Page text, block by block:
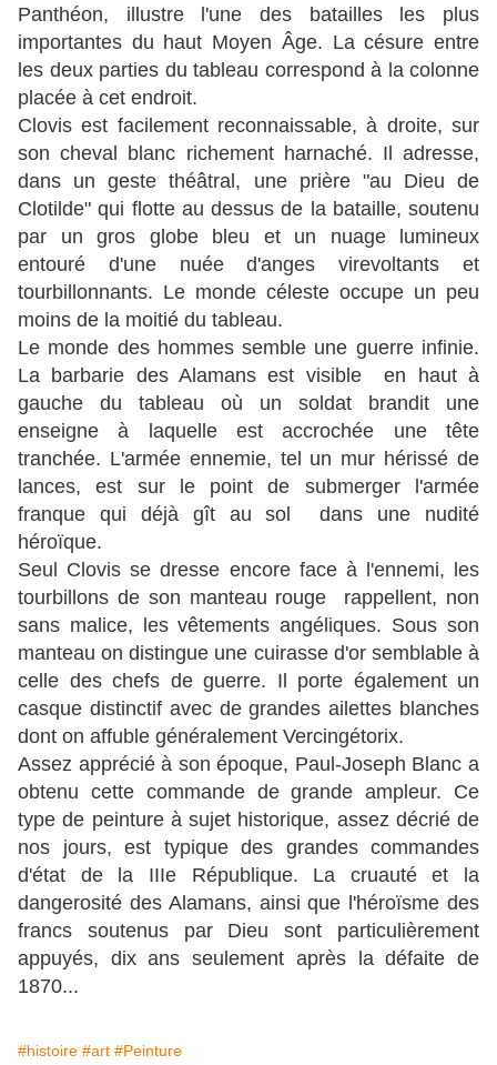
Panthéon, illustre l'une des batailles les plus
importantes du haut Moyen Âge. La césure entre
les deux parties du tableau correspond à la colonne
placée à cet endroit.
Clovis est facilement reconnaissable, à droite, sur
son cheval blanc richement harnaché. Il adresse,
dans un geste théâtral, une prière "au Dieu de
Clotilde" qui flotte au dessus de la bataille, soutenu
par un gros globe bleu et un nuage lumineux
entouré d'une nuée d'anges virevoltants et
tourbillonnants. Le monde céleste occupe un peu
moins de la moitié du tableau.
Le monde des hommes semble une guerre infinie.
La barbarie des Alamans est visible en haut à
gauche du tableau où un soldat brandit une
enseigne à laquelle est accrochée une tête
tranchée. L'armée ennemie, tel un mur hérissé de
lances, est sur le point de submerger l'armée
franque qui déjà gît au sol dans une nudité
héroïque.
Seul Clovis se dresse encore face à l'ennemi, les
tourbillons de son manteau rouge rappellent, non
sans malice, les vêtements angéliques. Sous son
manteau on distingue une cuirasse d'or semblable à
celle des chefs de guerre. Il porte également un
casque distinctif avec de grandes ailettes blanches
dont on affuble généralement Vercingétorix.
Assez apprécié à son époque, Paul-Joseph Blanc a
obtenu cette commande de grande ampleur. Ce
type de peinture à sujet historique, assez décrié de
nos jours, est typique des grandes commandes
d'état de la IIIe République. La cruauté et la
dangerosité des Alamans, ainsi que l'héroïsme des
francs soutenus par Dieu sont particulièrement
appuyés, dix ans seulement après la défaite de
1870...
#histoire #art #Peinture